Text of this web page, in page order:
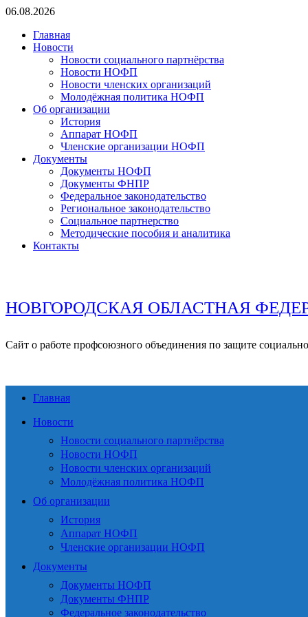
Перейти
содержимому
06.08.2026
Главная
Новости
Новости социального партнёрства
Новости НОФП
Новости членских организаций
Молодёжная политика НОФП
Об организации
История
Аппарат НОФП
Членские организации НОФП
Документы
Документы НОФП
Документы ФНПР
Федеральное законодательство
Региональное законодательство
Социальное партнерство
Методические пособия и аналитика
Контакты
НОВГОРОДСКАЯ ОБЛАСТНАЯ
Сайт о работе профсоюзного объединения по защите
Главная
Новости
Новости социального партнёрства
Новости НОФП
Новости членских организаций
Молодёжная политика НОФП
Об организации
История
Аппарат НОФП
Членские организации НОФП
Документы
Документы НОФП
Документы ФНПР
Федеральное законодательство